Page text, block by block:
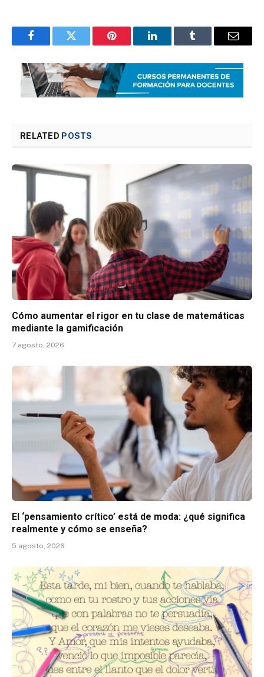
FacebookTwitter Pinterest LinkedInTumblr Email
RELATED POSTS
Cómo aumentar el rigor en tu clase de matemáticas
mediante la gamificación
7 agosto, 2026
El ‘pensamiento crítico’ está de moda: ¿qué significa
realmente y cómo se enseña?
5 agosto, 2026